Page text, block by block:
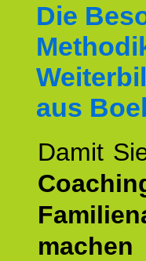
Die
aus
Damit
machen